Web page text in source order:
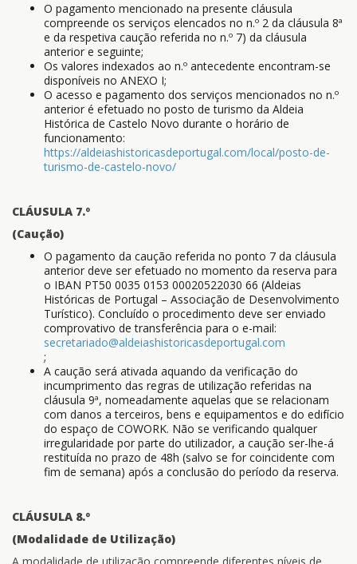
O pagamento mencionado na presente cláusula
compreende os serviços elencados no n.º 2 da cláusula 8ª
e da respetiva caução referida no n.º 7) da cláusula
anterior e seguinte;
Os valores indexados ao n.º antecedente encontram-se
disponíveis no ANEXO I;
O acesso e pagamento dos serviços mencionados no n.º
anterior é efetuado no posto de turismo da Aldeia
Histórica de Castelo Novo durante o horário de
funcionamento:
https://aldeiashistoricasdeportugal.com/local/posto-de-
turismo-de-castelo-novo/
CLÁUSULA 7.º
(Caução)
O pagamento da caução referida no ponto 7 da cláusula
anterior deve ser efetuado no momento da reserva para
o IBAN PT50 0035 0153 00020522030 66 (Aldeias
Históricas de Portugal – Associação de Desenvolvimento
Turístico). Concluído o procedimento deve ser enviado
comprovativo de transferência para o e-mail:
secretariado@aldeiashistoricasdeportugal.com
;
A caução será ativada aquando da verificação do
incumprimento das regras de utilização referidas na
cláusula 9ª, nomeadamente aquelas que se relacionam
com danos a terceiros, bens e equipamentos e do edifício
do espaço de COWORK. Não se verificando qualquer
irregularidade por parte do utilizador, a caução ser-lhe-á
restituída no prazo de 48h (salvo se for coincidente com
fim de semana) após a conclusão do período da reserva.
CLÁUSULA 8.º
(Modalidade de Utilização)